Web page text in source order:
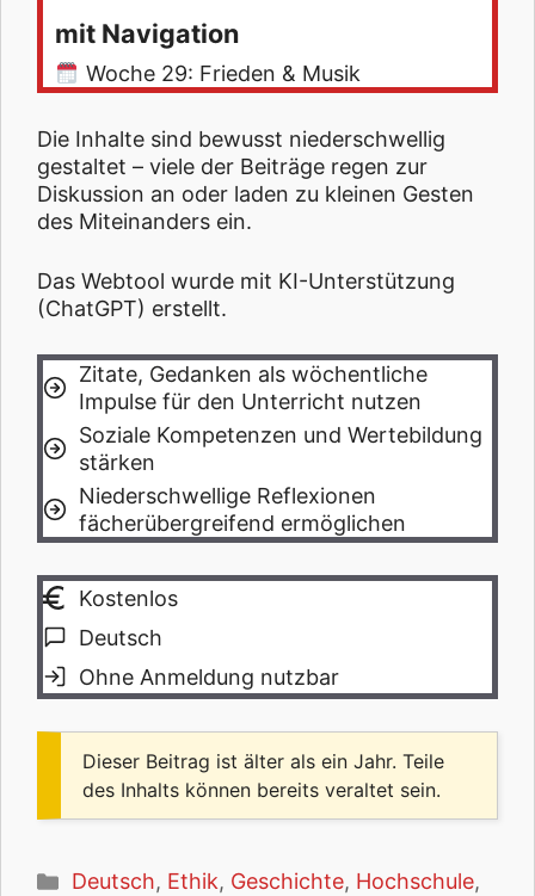
mit Navigation
Woche 29: Frieden & Musik
Die Inhalte sind bewusst niederschwellig
gestaltet – viele der Beiträge regen zur
Diskussion an oder laden zu kleinen Gesten
des Miteinanders ein.
Das Webtool wurde mit KI-Unterstützung
(ChatGPT) erstellt.
Zitate, Gedanken als wöchentliche
Impulse für den Unterricht nutzen
Soziale Kompetenzen und Wertebildung
stärken
Niederschwellige Reflexionen
fächerübergreifend ermöglichen
Kostenlos
Deutsch
Ohne Anmeldung nutzbar
Dieser Beitrag ist älter als ein Jahr. Teile
des Inhalts können bereits veraltet sein.
Kategorien
Deutsch, Ethik, Geschichte, Hochschule,